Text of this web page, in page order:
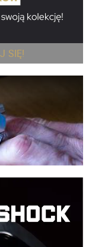
SIĘ!